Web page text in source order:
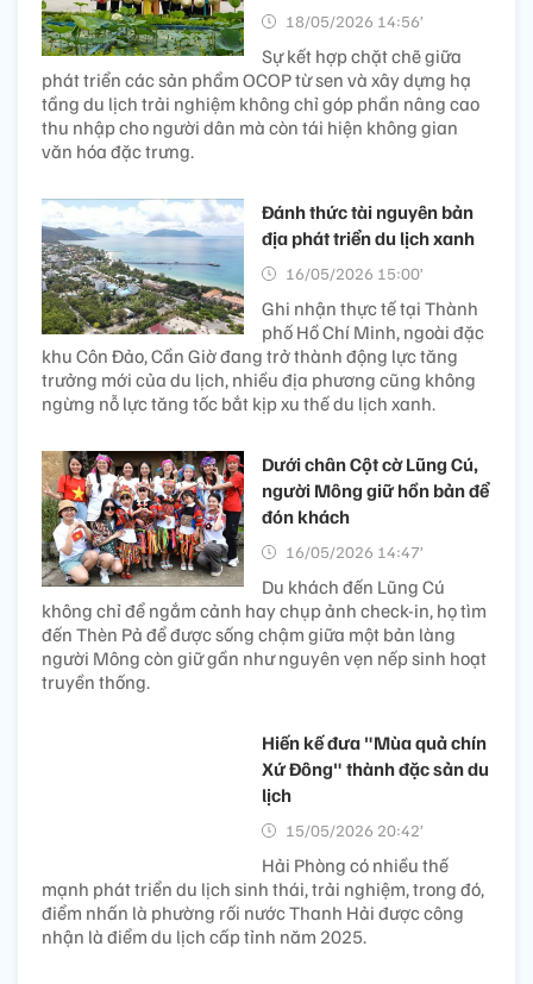
18/05/2026 14:56’
Sự kết hợp chặt chẽ giữa
phát triển các sản phẩm OCOP từ sen và xây dựng hạ
tầng du lịch trải nghiệm không chỉ góp phần nâng cao
thu nhập cho người dân mà còn tái hiện không gian
văn hóa đặc trưng.
Đánh thức tài nguyên bản
địa phát triển du lịch xanh
16/05/2026 15:00’
Ghi nhận thực tế tại Thành
phố Hồ Chí Minh, ngoài đặc
khu Côn Đảo, Cần Giờ đang trở thành động lực tăng
trưởng mới của du lịch, nhiều địa phương cũng không
ngừng nỗ lực tăng tốc bắt kịp xu thế du lịch xanh.
Dưới chân Cột cờ Lũng Cú,
người Mông giữ hồn bản để
đón khách
16/05/2026 14:47’
Du khách đến Lũng Cú
không chỉ để ngắm cảnh hay chụp ảnh check-in, họ tìm
đến Thèn Pả để được sống chậm giữa một bản làng
người Mông còn giữ gần như nguyên vẹn nếp sinh hoạt
truyền thống.
Hiến kế đưa "Mùa quả chín
Xứ Đông" thành đặc sản du
lịch
15/05/2026 20:42’
Hải Phòng có nhiều thế
mạnh phát triển du lịch sinh thái, trải nghiệm, trong đó,
điểm nhấn là phường rối nước Thanh Hải được công
nhận là điểm du lịch cấp tỉnh năm 2025.